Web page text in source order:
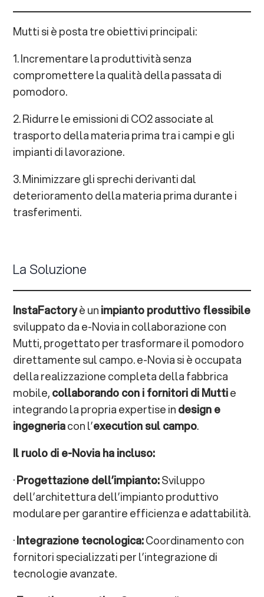
Mutti si è posta tre obiettivi principali:
1. Incrementare la produttività senza
compromettere la qualità della passata di
pomodoro.
2. Ridurre le emissioni di CO2 associate al
trasporto della materia prima tra i campi e gli
impianti di lavorazione.
3. Minimizzare gli sprechi derivanti dal
deterioramento della materia prima durante i
trasferimenti.
La Soluzione
InstaFactoryè unimpianto produttivo flessibile
sviluppato da e-Novia in collaborazione con
Mutti, progettato per trasformare il pomodoro
direttamente sul campo. e-Novia si è occupata
della realizzazione completa della fabbrica
mobile,collaborando con i fornitori di Muttie
integrando la propria expertise indesign e
ingegneriacon l’execution sul campo.
Il ruolo di e-Novia ha incluso:
·Progettazione dell’impianto:Sviluppo
dell’architettura dell’impianto produttivo
modulare per garantire efficienza e adattabilità.
·Integrazione tecnologica:Coordinamento con
fornitori specializzati per l’integrazione di
tecnologie avanzate.